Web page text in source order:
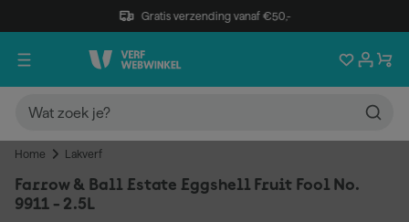
Gratis verzending vanaf €50,-
Home Lakverf
Farrow & Ball Estate Eggshell Fruit Fool No.
9911 - 2.5L